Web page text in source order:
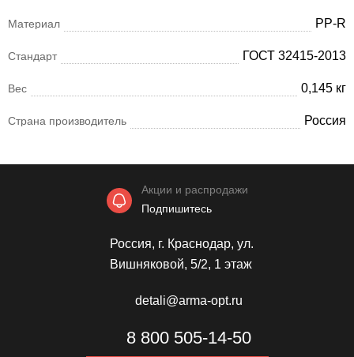
Материал PP-R
Стандарт ГОСТ 32415-2013
Вес 0,145 кг
Страна производитель Россия
Акции и распродажи
Подпишитесь
Россия, г. Краснодар, ул.
Вишняковой, 5/2, 1 этаж
detali@arma-opt.ru
8 800 505-14-50